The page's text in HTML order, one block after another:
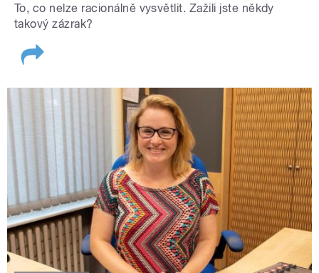
To, co nelze racionálně vysvětlit. Zažili jste někdy
takový zázrak?